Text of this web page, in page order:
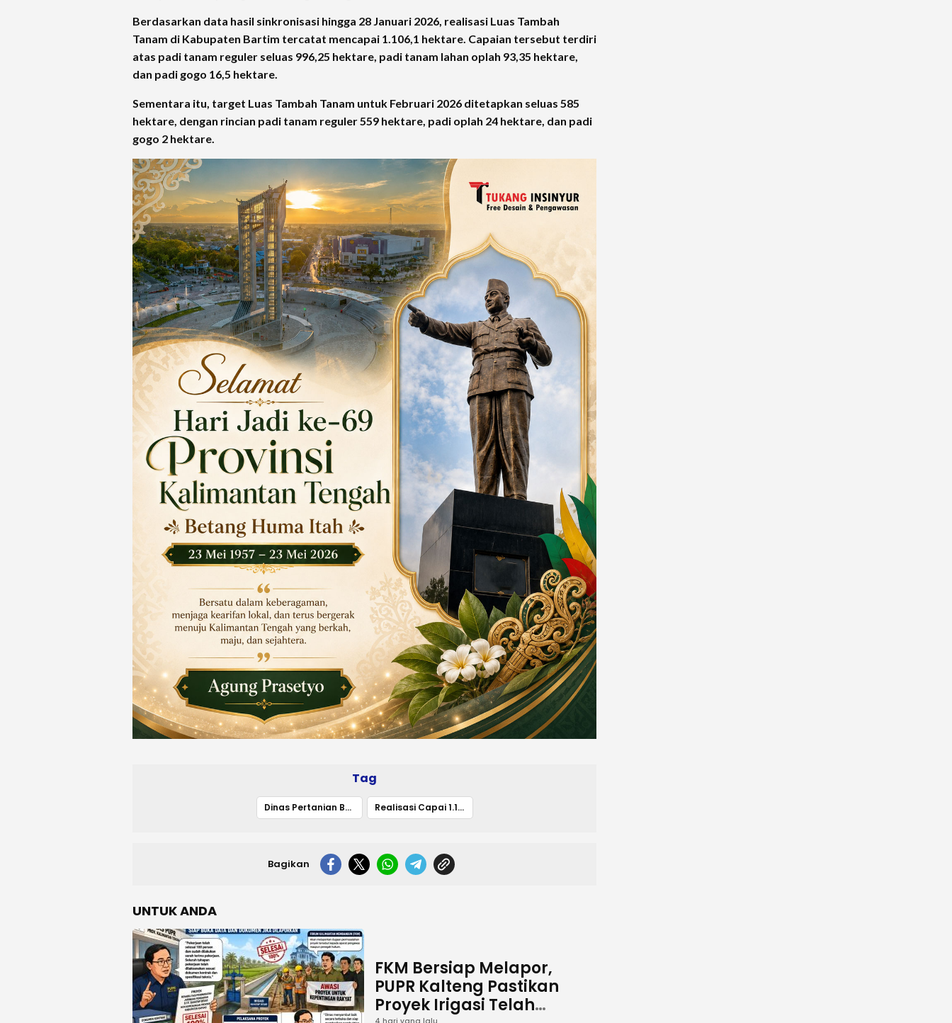
Berdasarkan data hasil sinkronisasi hingga 28 Januari 2026, realisasi Luas Tambah
Tanam di Kabupaten Bartim tercatat mencapai 1.106,1 hektare. Capaian tersebut terdiri
atas padi tanam reguler seluas 996,25 hektare, padi tanam lahan oplah 93,35 hektare,
dan padi gogo 16,5 hektare.
Sementara itu, target Luas Tambah Tanam untuk Februari 2026 ditetapkan seluas 585
hektare, dengan rincian padi tanam reguler 559 hektare, padi oplah 24 hektare, dan padi
gogo 2 hektare.
Tag
Dinas Pertanian Bartim Klarifikasi Rapat Sinkronisasi LTT 2026 Realisasi Capai 1.106 Hektare
Bagikan
UNTUK ANDA
FKM Bersiap Melapor,
PUPR Kalteng Pastikan
Proyek Irigasi Telah